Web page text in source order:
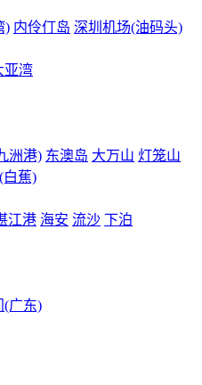
) 内伶仃岛 深圳机场(油码头)
亚湾
洲港) 东澳岛 大万山 灯笼山
白蕉)
江港 海安 流沙 下泊
(广东)